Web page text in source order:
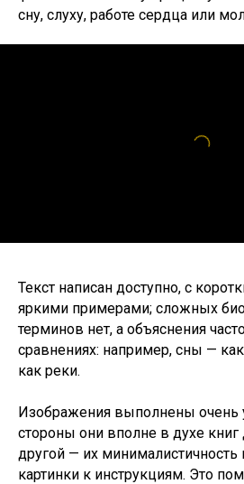
сну, слуху, работе сердца или
Текст написан доступно, с
яркими примерами; сложных
терминов нет, а объяснения
сравнениях: например, сны —
как реки.
Изображения выполнены очень
стороны они вполне в духе книг
другой — их минималистичность
картинки к инструкциям. Это